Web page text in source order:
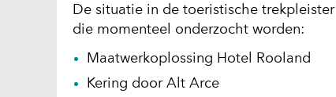
De situatie in de toeristische
die momenteel onderzocht worden:
Maatwerkoplossing Hotel Rooland
Kering door Alt Arce